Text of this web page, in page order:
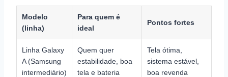
Modelo
(linha)
Para quem é
ideal
Pontos fortes
Linha Galaxy
A (Samsung
intermediário)
Quem quer
estabilidade, boa
tela e bateria
Tela ótima,
sistema estável,
boa revenda